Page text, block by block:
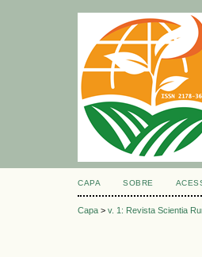
CAPA SOBRE
Capa > v. 1: Revista Scientia